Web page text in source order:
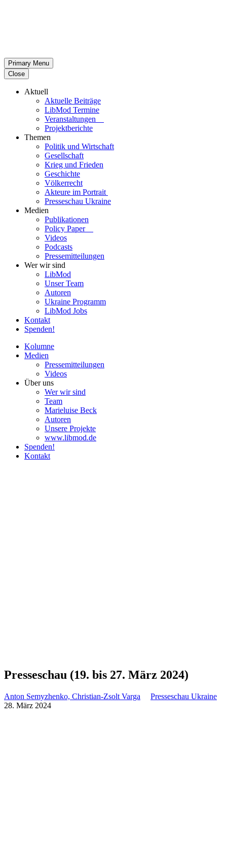
Primary Menu
Close
Aktuell
Aktu­elle Beiträge
LibMod Termine
Ver­an­stal­tun­gen
Pro­jekt­be­richte
Themen
Politik und Wirtschaft
Gesell­schaft
Krieg und Frieden
Geschichte
Völ­ker­recht
Akteure im Portrait
Pres­se­schau Ukraine
Medien
Publi­ka­tio­nen
Policy Paper
Videos
Pod­casts
Pres­se­mit­tei­lun­gen
Wer wir sind
LibMod
Unser Team
Autoren
Ukraine Pro­gramm
LibMod Jobs
Kontakt
Spenden!
Kolumne
Medien
Pres­se­mit­tei­lun­gen
Videos
Über uns
Wer wir sind
Team
Marie­luise Beck
Autoren
Unsere Pro­jekte
www.libmod.de
Spenden!
Kontakt
Pres­se­schau (19. bis 27. März 2024)
Anton Semyzhenko, Christian-Zsolt Varga
Presseschau Ukraine
28. März 2024